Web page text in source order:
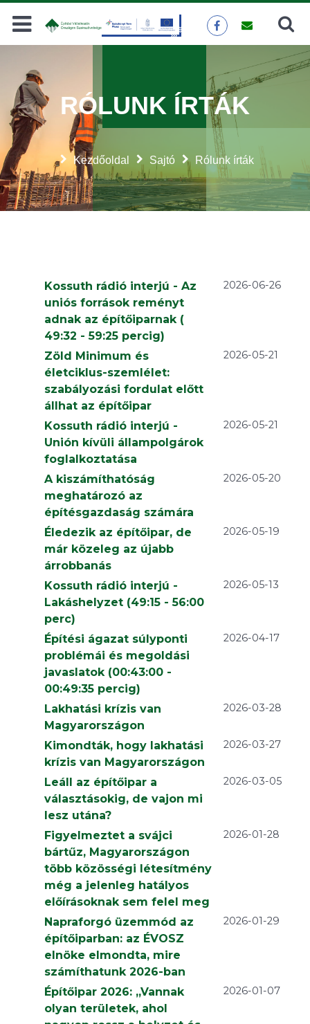
Keresés
Kezdőoldal Sajtó Rólunk írták
RÓLUNK ÍRTÁK
Kossuth rádió interjú - Az
uniós források reményt
adnak az építőiparnak (
49:32 - 59:25 percig)
2026-06-26
Zöld Minimum és
életciklus-szemlélet:
szabályozási fordulat előtt
állhat az építőipar
2026-05-21
Kossuth rádió interjú -
Unión kívüli állampolgárok
foglalkoztatása
2026-05-21
A kiszámíthatóság
meghatározó az
építésgazdaság számára
2026-05-20
Éledezik az építőipar, de
már közeleg az újabb
árrobbanás
2026-05-19
Kossuth rádió interjú -
Lakáshelyzet (49:15 - 56:00
perc)
2026-05-13
Építési ágazat súlyponti
problémái és megoldási
javaslatok (00:43:00 -
00:49:35 percig)
2026-04-17
Lakhatási krízis van
Magyarországon
2026-03-28
Kimondták, hogy lakhatási
krízis van Magyarországon
2026-03-27
Leáll az építőipar a
választásokig, de vajon mi
lesz utána?
2026-03-05
Figyelmeztet a svájci
bártűz, Magyarországon
több közösségi létesítmény
még a jelenleg hatályos
előírásoknak sem felel meg
2026-01-28
Napraforgó üzemmód az
építőiparban: az ÉVOSZ
elnöke elmondta, mire
számíthatunk 2026-ban
2026-01-29
Építőipar 2026: „Vannak
olyan területek, ahol
2026-01-07